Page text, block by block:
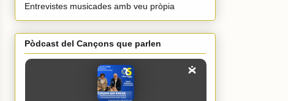
Entrevistes musicades amb veu pròpia
Pòdcast del Cançons que parlen